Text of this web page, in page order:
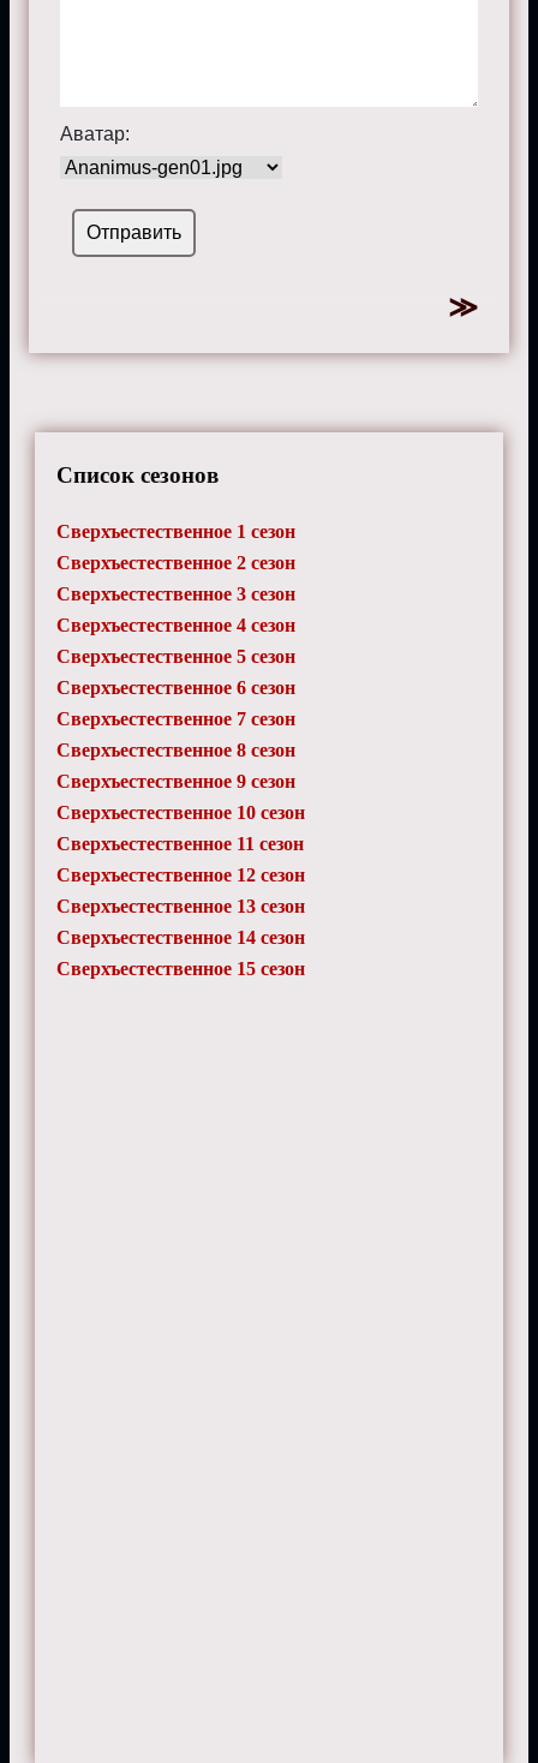
Аватар:
Список сезонов
Сверхъестественное 1 сезон
Сверхъестественное 2 сезон
Сверхъестественное 3 сезон
Сверхъестественное 4 сезон
Сверхъестественное 5 сезон
Сверхъестественное 6 сезон
Сверхъестественное 7 сезон
Сверхъестественное 8 сезон
Сверхъестественное 9 сезон
Сверхъестественное 10 сезон
Сверхъестественное 11 сезон
Сверхъестественное 12 сезон
Сверхъестественное 13 сезон
Сверхъестественное 14 сезон
Сверхъестественное 15 сезон